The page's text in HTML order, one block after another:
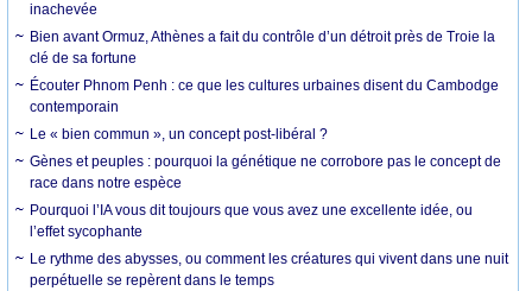
inachevée
Bien avant Ormuz, Athènes a fait du contrôle d’un détroit près de Troie la
clé de sa fortune
Écouter Phnom Penh : ce que les cultures urbaines disent du Cambodge
contemporain
Le « bien commun », un concept post-libéral ?
Gènes et peuples : pourquoi la génétique ne corrobore pas le concept de
race dans notre espèce
Pourquoi l’IA vous dit toujours que vous avez une excellente idée, ou
l’effet sycophante
Le rythme des abysses, ou comment les créatures qui vivent dans une nuit
perpétuelle se repèrent dans le temps